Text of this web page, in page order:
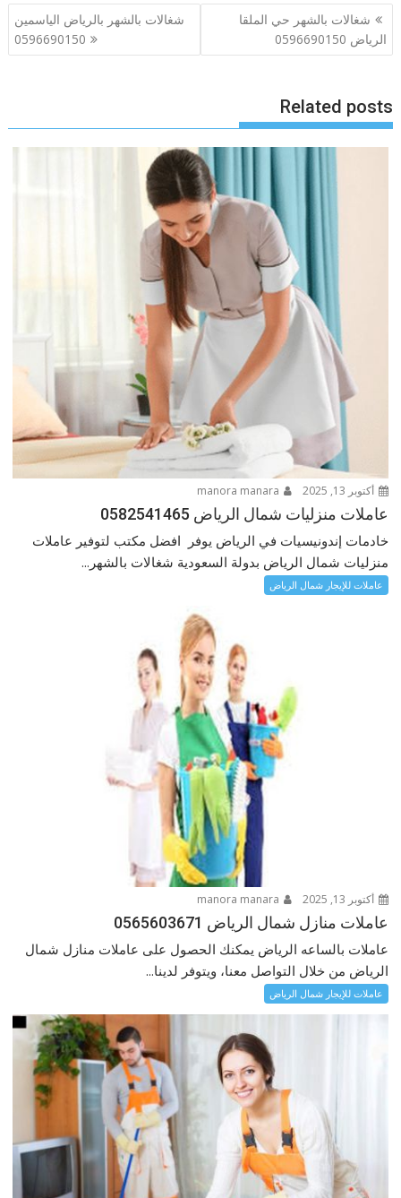
تصفّح
المقالات
شغالات بالشهر حي الملقا
الرياض 0596690150
شغالات بالشهر بالرياض الياسمين
0596690150
Related posts
أكتوبر 13, 2025
عاملات منزليات شمال الرياض 0582541465
خادمات إندونيسيات في الرياض يوفر افضل مكتب لتوفير عاملات
منزليات شمال الرياض بدولة السعودية شغالات بالشهر...
عاملات للإيجار شمال الرياض
أكتوبر 13, 2025
عاملات منازل شمال الرياض 0565603671
عاملات بالساعه الرياض يمكنك الحصول على عاملات منازل شمال
الرياض من خلال التواصل معنا، ويتوفر لدينا...
عاملات للإيجار شمال الرياض